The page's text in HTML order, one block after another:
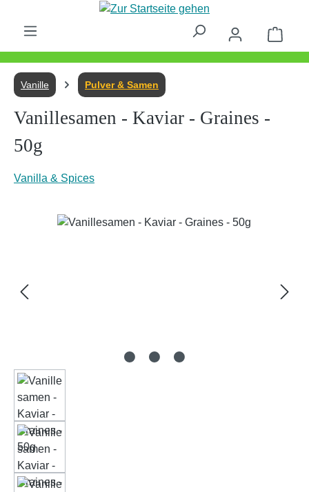
Zum Hauptinhalt springen
Vanille Pulver & Samen
Vanillesamen - Kaviar - Graines -
50g
Vanilla & Spices
Bildergalerie überspringen